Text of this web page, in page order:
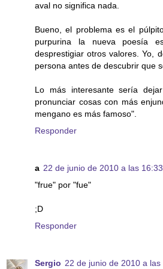
aval no significa nada.
Bueno, el problema es el
purpurina la nueva poesía
desprestigiar otros valores. Yo,
persona antes de descubrir que
Lo más interesante sería
pronunciar cosas con más
mengano es más famoso".
Responder
a 22 de junio de 2010 a las 16:33
"frue" por "fue"
;D
Responder
Sergio 22 de junio de 2010 a las